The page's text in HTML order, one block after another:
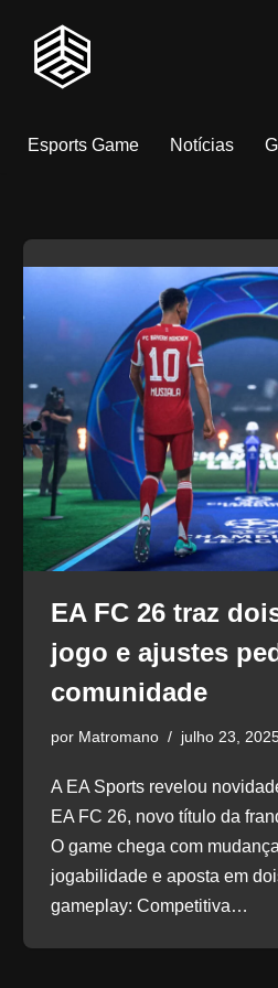
Pular
conteúdo
Esports Game Notícias
EA FC 26 traz
jogo e ajustes
comunidade
por Matromano julho 23,
A EA Sports revelou
EA FC 26, novo título da
O game chega com
jogabilidade e aposta em
gameplay: Competitiva…